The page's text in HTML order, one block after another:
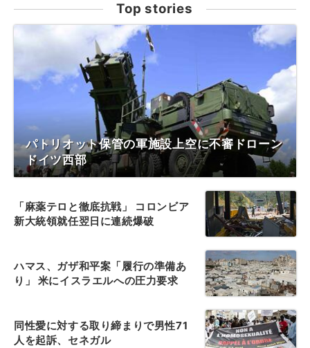
Top stories
パトリオット保管の軍施設上空に不審ドローン
ドイツ西部
「麻薬テロと徹底抗戦」 コロンビア
新大統領就任翌日に連続爆破
ハマス、ガザ和平案「履行の準備あ
り」 米にイスラエルへの圧力要求
同性愛に対する取り締まりで男性71
人を起訴、セネガル